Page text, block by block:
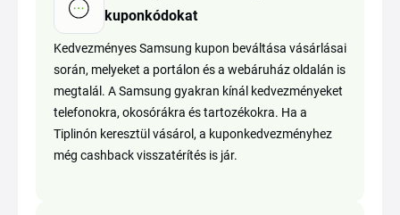
kuponkódokat
Kedvezményes Samsung kupon beváltása vásárlásai
során, melyeket a portálon és a webáruház oldalán is
megtalál. A Samsung gyakran kínál kedvezményeket
telefonokra, okosórákra és tartozékokra. Ha a
Tiplinón keresztül vásárol, a kuponkedvezményhez
még cashback visszatérítés is jár.